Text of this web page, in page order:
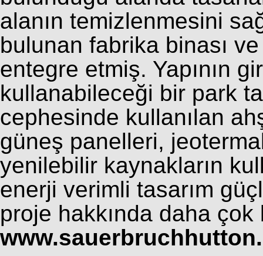
alanın temizlenmesini
bulunan fabrika binası
entegre etmiş. Yapının
kullanabileceği bir park
cephesinde kullanılan
güneş panelleri,
yenilebilir kaynakların
enerji verimli tasarım
proje hakkında daha